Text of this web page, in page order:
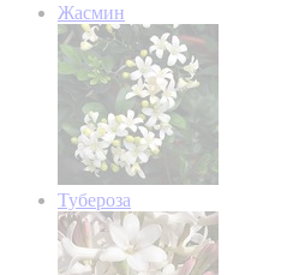
Жасмин
Тубероза